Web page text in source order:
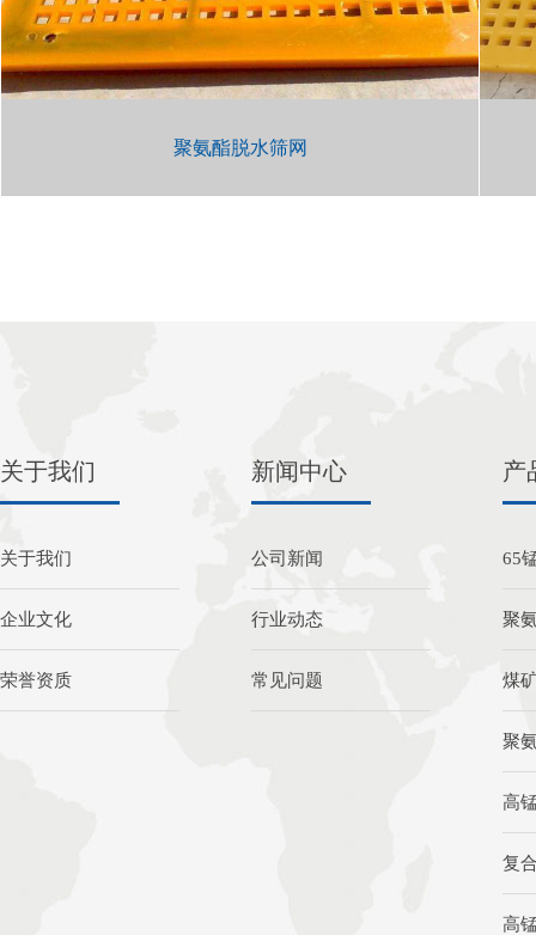
聚氨酯脱水筛网
关于我们
关于我们
企业文化
荣誉资质
新闻中心
公司新闻
行业动态
常见问题
产
65
聚
煤
聚
高
复
高